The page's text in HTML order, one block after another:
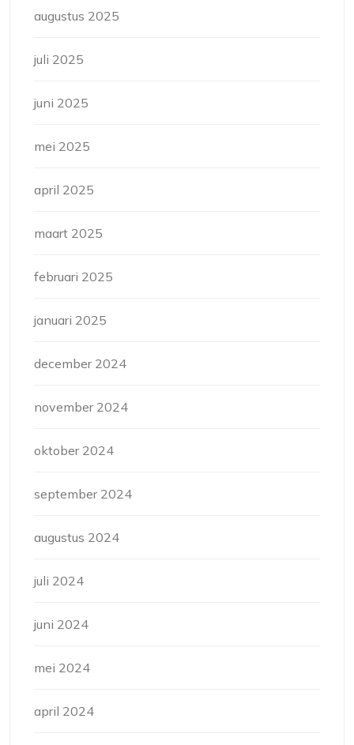
augustus 2025
juli 2025
juni 2025
mei 2025
april 2025
maart 2025
februari 2025
januari 2025
december 2024
november 2024
oktober 2024
september 2024
augustus 2024
juli 2024
juni 2024
mei 2024
april 2024